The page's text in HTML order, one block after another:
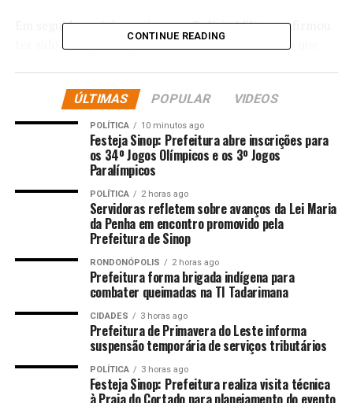
Em seguida, a vítima acionou a Polícia Militar e afirmou
ter sido esfaqueada pelo marido. A vítima contou que
com aproximadamente 15 facadas desferidas pelo
suspeito.
Após a denúncia, os policiais militares se deslocaram ao
local informado e durante o trajeto, receberam novas
informações de que o homem, em um veículo Prisma,
branco, teria fugido da casa, em alta velocidade.
Os policiais militares intensificaram o policiamento na
região e abordaram o suspeito na Avenida Antônio
André Maggi, esquina com a Avenida das Hortênsias. O
homem apresentava um comportamento bastante
exaltado e com o corpo coberto de sangue.
Após ser questionado o homem alegou que estava
tentando socorrer a esposa. Os policiais se deslocaram
para o imóvel do casal e encontraram uma faca com
CONTINUE READING
ÚLTIMAS POPULAR VIDEOS
POLÍTICA 10 minutos ago
Festeja Sinop: Prefeitura abre inscrições para
os 34º Jogos Olímpicos e os 3º Jogos
Paralímpicos
POLÍTICA 2 horas ago
Servidoras refletem sobre avanços da Lei Maria
da Penha em encontro promovido pela
Prefeitura de Sinop
RONDONÓPOLIS 2 horas ago
Prefeitura forma brigada indígena para
combater queimadas na TI Tadarimana
CIDADES 3 horas ago
Prefeitura de Primavera do Leste informa
suspensão temporária de serviços tributários
POLÍTICA 3 horas ago
Festeja Sinop: Prefeitura realiza visita técnica
à Praia do Cortado para planejamento do evento